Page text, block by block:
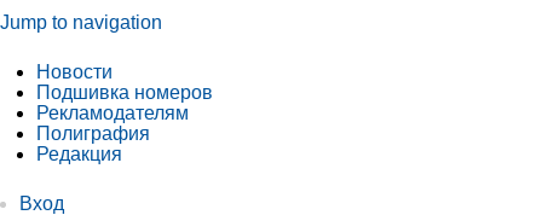
Jump to navigation
Новости
Подшивка номеров
Рекламодателям
Полиграфия
Редакция
Вход